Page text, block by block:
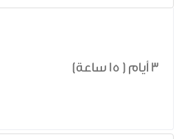
3 أيام ( 15 ساعة)